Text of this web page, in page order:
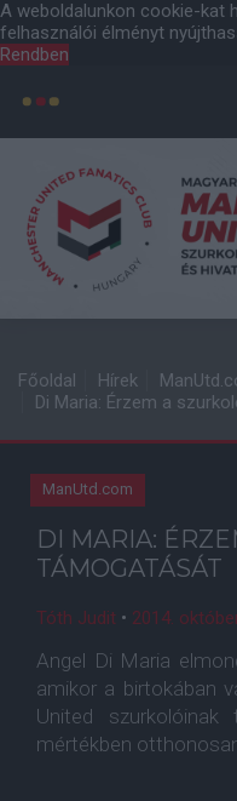
A weboldalunkon cookie-kat
felhasználói élményt
Rendben
Főoldal Hírek
Di Maria: Érzem a
ManUtd.com
DI MARIA:
TÁMOGATÁSÁT
Tóth Judit • 2014.
Angel Di Maria
amikor a birtokában
United
mértékben